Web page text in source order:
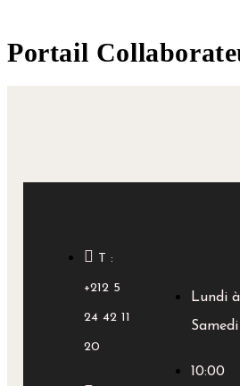
Portail
T :
+212 5
24 42 11
20
Lundi à
Samedi
10:00